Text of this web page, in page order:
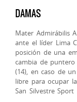
DAMAS
Mater Admirábilis
ante el líder Lima
posición de una
cambia de
(14), en caso de
libre para ocupar
San Silvestre Sport